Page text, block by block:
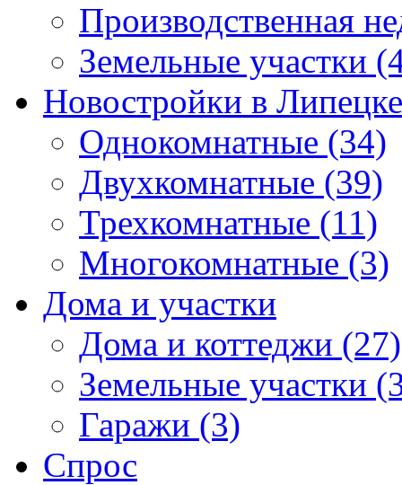
Производственная
Земельные участки
Новостройки в Липецке
Однокомнатные (34)
Двухкомнатные (39)
Трехкомнатные (11)
Многокомнатные (3)
Дома и участки
Дома и коттеджи (27)
Земельные участки
Гаражи (3)
Спрос